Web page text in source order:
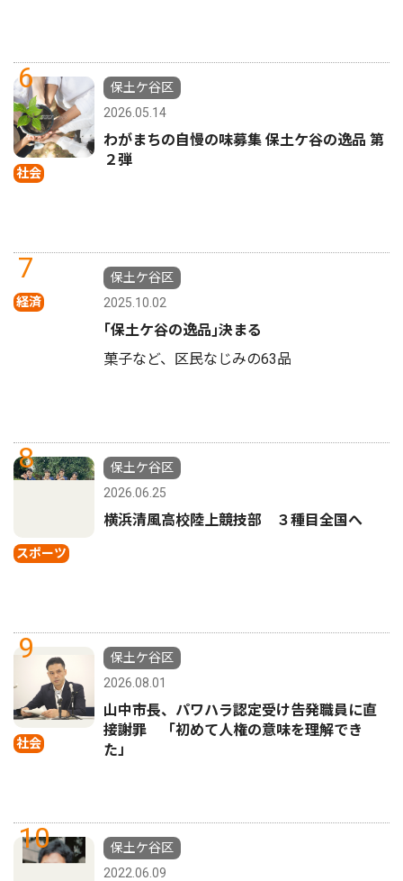
6
社会
保土ケ谷区
2026.05.14
わがまちの自慢の味募集 保土ケ谷の逸品 第
２弾
7
経済
保土ケ谷区
2025.10.02
｢保土ケ谷の逸品｣決まる
菓子など、区民なじみの63品
8
スポーツ
保土ケ谷区
2026.06.25
横浜清風高校陸上競技部 ３種目全国へ
9
社会
保土ケ谷区
2026.08.01
山中市長、パワハラ認定受け告発職員に直
接謝罪 「初めて人権の意味を理解でき
た」
10
保土ケ谷区
2022.06.09